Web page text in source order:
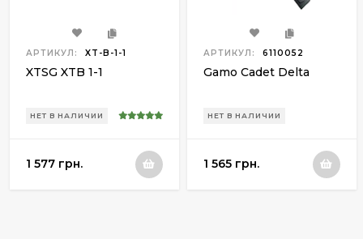
АРТИКУЛ: XT-B-1-1
XTSG XTB 1-1
НЕТ В НАЛИЧИИ
1 577 грн.
АРТИКУЛ: 6110052
Gamo Cadet Delta
НЕТ В НАЛИЧИИ
1 565 грн.